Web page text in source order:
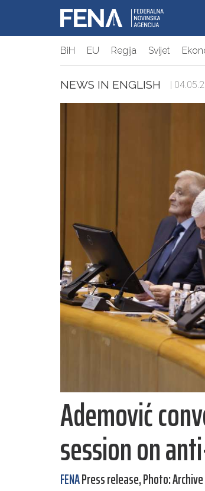
BiH EU Regija Svijet
NEWS IN ENGLISH |
Ademović
session on
FENAPress release, Photo: Archive